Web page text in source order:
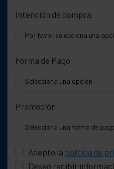
Intención de compra
Por favor selecciona una
Forma de Pago
Selecciona una opción
Promoción
Selecciona una forma de
Acepto la política de
Deseo recibir